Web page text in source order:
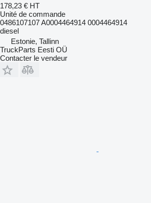
178,23 € HT
Unité de commande
0486107107 A0004464914 0004464914
diesel
Estonie, Tallinn
TruckParts Eesti OÜ
Contacter le vendeur